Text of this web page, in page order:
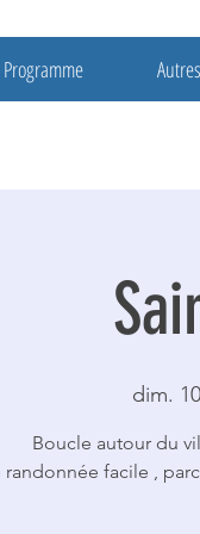
Programme
dim.
Boucle autour du
randonnée facile ,